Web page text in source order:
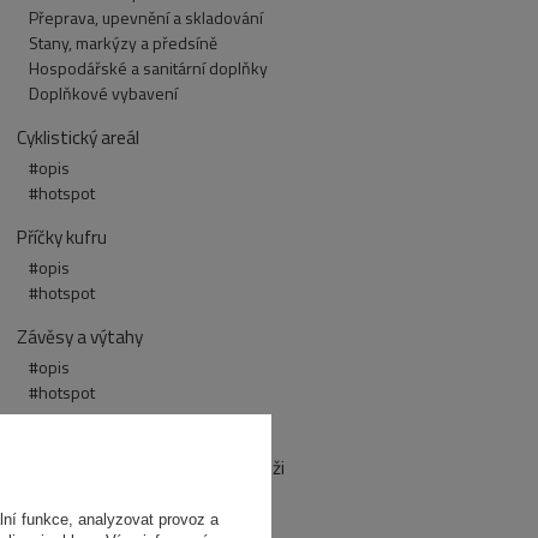
Přeprava, upevnění a skladování
Stany, markýzy a předsíně
Hospodářské a sanitární doplňky
Doplňkové vybavení
Cyklistický areál
#opis
#hotspot
Příčky kufru
#opis
#hotspot
Závěsy a výtahy
#opis
#hotspot
Zabezpečení a zámky proti krádeži
Nálepky | výstražné značky
funkce, analyzovat provoz a